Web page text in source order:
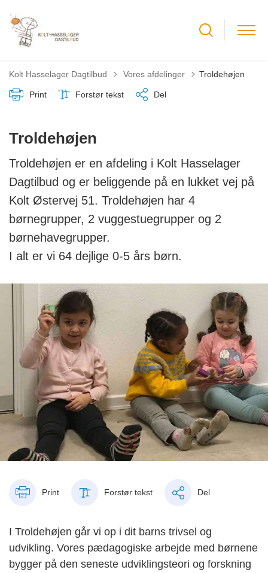
Kolt Hasselager Dagtilbud Tilbage til
Vores afdelinger Troldehøjen
Print Forstør tekst Del
Troldehøjen
Troldehøjen er en afdeling i Kolt Hasselager
Dagtilbud og er beliggende på en lukket vej på
Kolt Østervej 51. Troldehøjen har 4
børnegrupper, 2 vuggestuegrupper og 2
børnehavegrupper.
I alt er vi 64 dejlige 0-5 års børn.
Print Forstør tekst Del
I Troldehøjen går vi op i dit barns trivsel og
udvikling. Vores pædagogiske arbejde med børnene
bygger på den seneste udviklingsteori og forskning